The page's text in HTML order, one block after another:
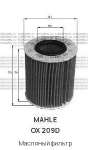
MAHLE
OX 209D
Масляный фильтр